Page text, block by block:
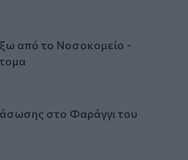
από το Νοσοκομείο -
στο Φαράγγι του